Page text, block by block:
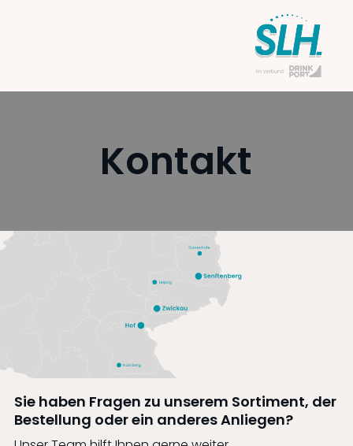
Kontakt
Sie haben Fragen zu unserem Sortiment, der
Bestellung oder ein anderes Anliegen?